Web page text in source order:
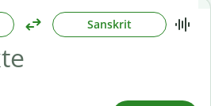
Sanskrit